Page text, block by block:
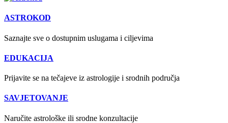
ASTROKOD
Saznajte sve o dostupnim uslugama i ciljevima
EDUKACIJA
Prijavite se na tečajeve iz astrologije i srodnih područja
SAVJETOVANJE
Naručite astrološke ili srodne konzultacije